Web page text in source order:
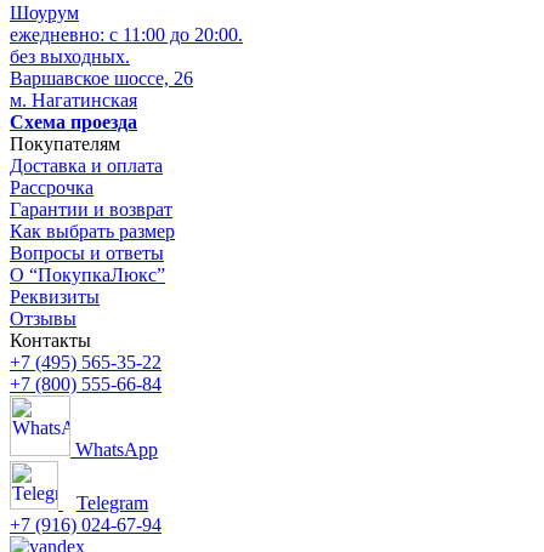
Шоурум
ежедневно: с 11:00 до 20:00.
без выходных.
Варшавское шоссе, 26
м. Нагатинская
Схема проезда
Покупателям
Доставка и оплата
Рассрочка
Гарантии и возврат
Как выбрать размер
Вопросы и ответы
О “ПокупкаЛюкс”
Реквизиты
Отзывы
Контакты
+7 (495) 565-35-22
+7 (800) 555-66-84
WhatsApp
Telegram
+7 (916) 024-67-94